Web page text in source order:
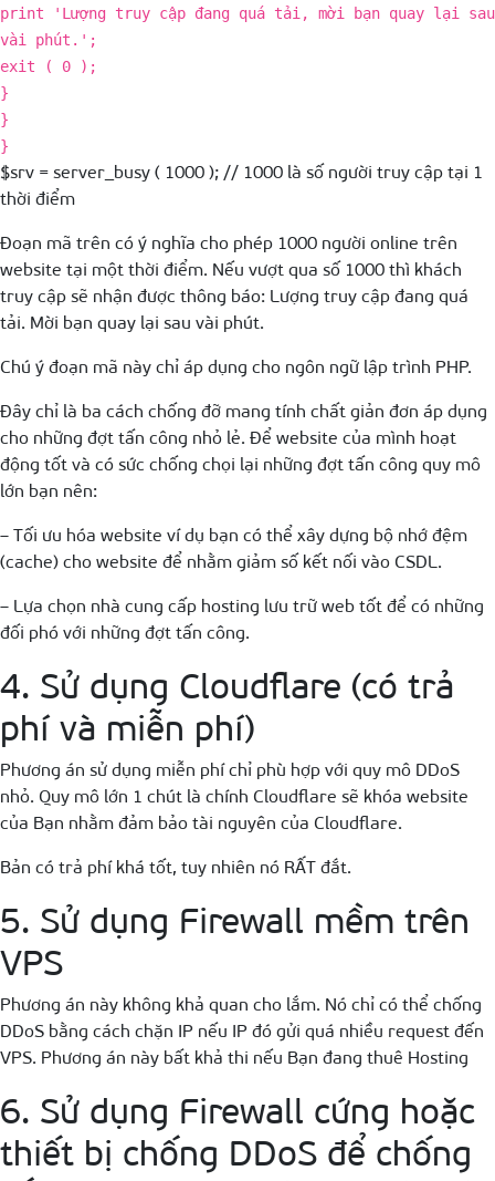
print 'Lượng truy cập đang quá tải, mời bạn quay lại sau
vài phút.';
exit ( 0 );
}
}
}
$srv = server_busy ( 1000 ); // 1000 là số người truy cập tại 1
thời điểm
Đoạn mã trên có ý nghĩa cho phép 1000 người online trên
website tại một thời điểm. Nếu vượt qua số 1000 thì khách
truy cập sẽ nhận được thông báo: Lượng truy cập đang quá
tải. Mời bạn quay lại sau vài phút.
Chú ý đoạn mã này chỉ áp dụng cho ngôn ngữ lập trình PHP.
Đây chỉ là ba cách chống đỡ mang tính chất giản đơn áp dụng
cho những đợt tấn công nhỏ lẻ. Để website của mình hoạt
động tốt và có sức chống chọi lại những đợt tấn công quy mô
lớn bạn nên:
– Tối ưu hóa website ví dụ bạn có thể xây dựng bộ nhớ đệm
(cache) cho website để nhằm giảm số kết nối vào CSDL.
– Lựa chọn nhà cung cấp hosting lưu trữ web tốt để có những
đối phó với những đợt tấn công.
4. Sử dụng Cloudflare (có trả
phí và miễn phí)
Phương án sử dụng miễn phí chỉ phù hợp với quy mô DDoS
nhỏ. Quy mô lớn 1 chút là chính Cloudflare sẽ khóa website
của Bạn nhằm đảm bảo tài nguyên của Cloudflare.
Bản có trả phí khá tốt, tuy nhiên nó RẤT đắt.
5. Sử dụng Firewall mềm trên
VPS
Phương án này không khả quan cho lắm. Nó chỉ có thể chống
DDoS bằng cách chặn IP nếu IP đó gửi quá nhiều request đến
VPS. Phương án này bất khả thi nếu Bạn đang thuê Hosting
6. Sử dụng Firewall cứng hoặc
thiết bị chống DDoS để chống